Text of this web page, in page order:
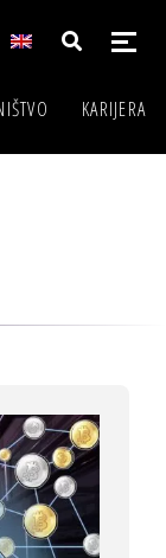
KARIJERA